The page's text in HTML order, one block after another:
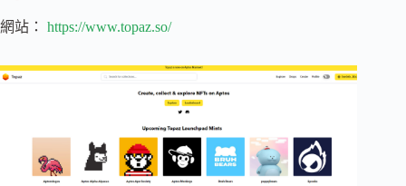
網站： https://www.topaz.so/